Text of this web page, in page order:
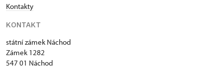
Kontakty
KONTAKT
státní zámek Náchod
Zámek 1282
547 01 Náchod